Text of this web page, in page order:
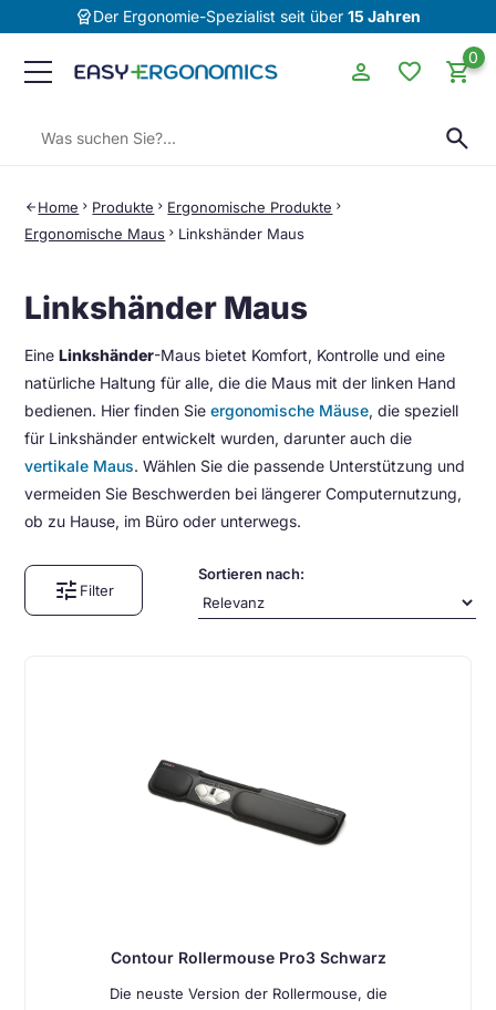
editor_choiceDer Ergonomie-Spezialist seit über 15 Jahren
search
person favorite 0
shopping_cart
arrow_back Home chevron_right Produkte chevron_right Ergonomische Produkte chevron_right
Ergonomische Maus chevron_right Linkshänder Maus
Linkshänder Maus
EineLinkshänder-Maus bietet Komfort, Kontrolle und eine
natürliche Haltung für alle, die die Maus mit der linken Hand
bedienen. Hier finden Sieergonomische Mäuse, die speziell
für Linkshänder entwickelt wurden, darunter auch die
vertikale Maus. Wählen Sie die passende Unterstützung und
vermeiden Sie Beschwerden bei längerer Computernutzung,
ob zu Hause, im Büro oder unterwegs.
tune Filter
Sortieren nach:
Contour Rollermouse Pro3 Schwarz
Die neuste Version der Rollermouse, die